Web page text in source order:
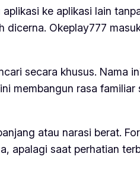
ke aplikasi lain
Okeplay777
secara khusus. Nama
membangun rasa
atau narasi berat.
apalagi saat perhatian